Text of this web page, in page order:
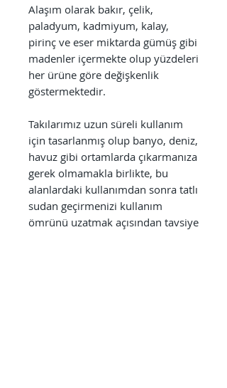
Alaşım olarak bakır, çelik,
paladyum, kadmiyum, kalay,
pirinç ve eser miktarda gümüş gibi
madenler içermekte olup yüzdeleri
her ürüne göre değişkenlik
göstermektedir.
Takılarımız uzun süreli kullanım
için tasarlanmış olup banyo, deniz,
havuz gibi ortamlarda çıkarmanıza
gerek olmamakla birlikte, bu
alanlardaki kullanımdan sonra tatlı
sudan geçirmenizi kullanım
ömrünü uzatmak açısından tavsiye